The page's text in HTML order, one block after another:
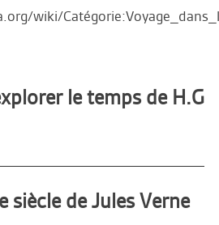
wiki/
le temps de H.G
siècle de Jules Verne